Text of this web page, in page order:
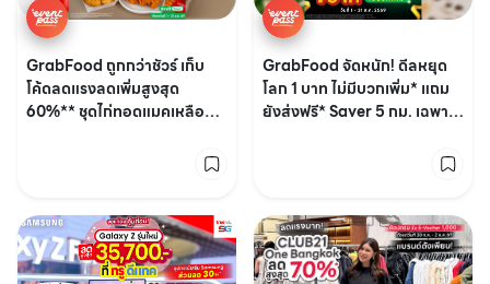
GrabFood ถูกกว่าชัวร์ เก็บ
โค้ดลดแรงลดเพิ่มสูงสุด
60%** ชุดไก่ทอดแมคเหลือ
GrabFood จัดหนัก! ดีลหยุด
โลก 1 บาท ไม่มีบวกเพิ่ม* แถม
ยังส่งฟรี* Saver 5 กม. เฉพาะ